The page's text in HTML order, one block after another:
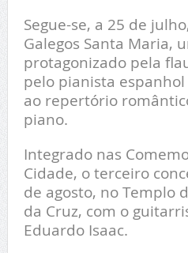
Segue-se, a 25 de
Galegos Santa Maria,
protagonizado pela
pelo pianista
ao repertório
piano.
Integrado nas
Cidade, o terceiro
de agosto, no Templo
da Cruz, com o
Eduardo Isaac.